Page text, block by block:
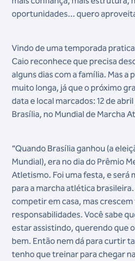
oportunidades... quero
Vindo de uma temporada
Caio reconhece que precisa
alguns dias com a família. Mas a
muito longa, já que o próximo
data e local marcados: 12 de
Brasília, no Mundial de Marcha
“Quando Brasília ganhou (a
Mundial), era no dia do Prêmio
Atletismo. Foi uma festa, e
para a marcha atlética
competir em casa, mas
responsabilidades. Você sabe
estar assistindo, querendo que
bem. Então nem dá para curtir
tenho que treinar para chegar